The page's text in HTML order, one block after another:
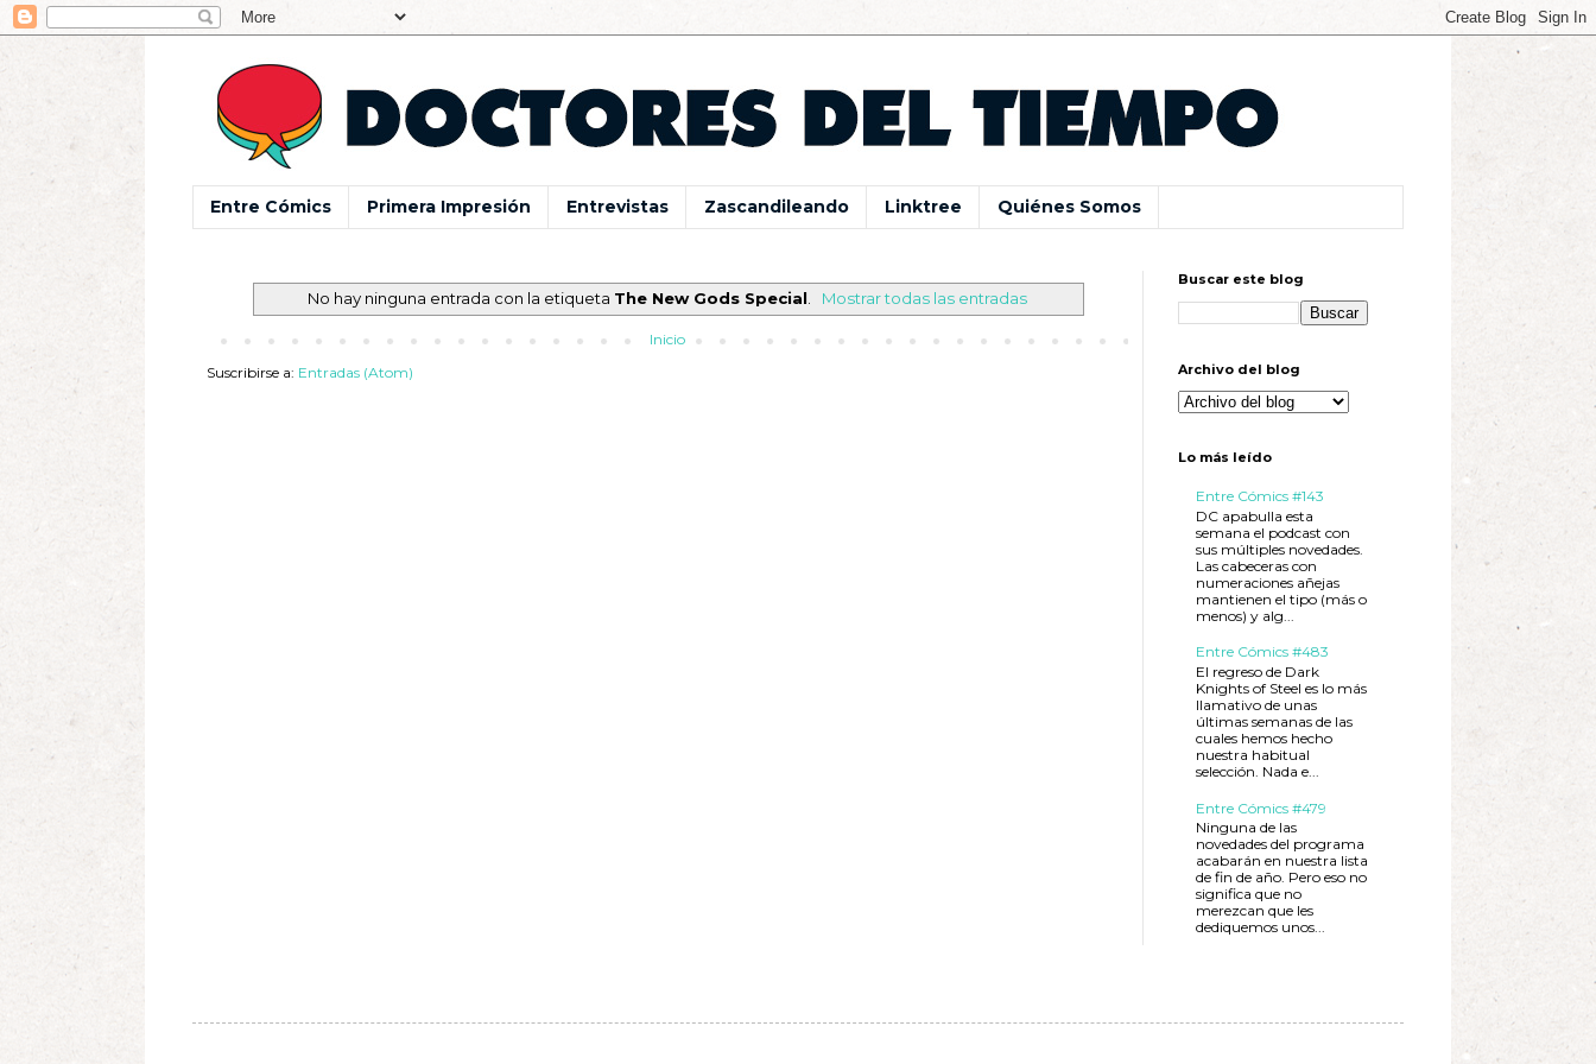
Entre Cómics Primera Impresión Entrevistas Zascandileando Linktree Quiénes Somos
No hay ninguna entrada con la etiqueta The New Gods Special Mostrar todas las entradas
Inicio
Suscribirse a: Entradas (Atom)
Buscar este blog
Archivo del blog
Lo más leído
Entre Cómics #143
DC apabulla esta
semana el podcast con
sus múltiples novedades.
Las cabeceras con
numeraciones añejas
mantienen el tipo (más o
menos) y alg...
Entre Cómics #483
El regreso de Dark
Knights of Steel es lo más
llamativo de unas
últimas semanas de las
cuales hemos hecho
nuestra habitual
selección. Nada e...
Entre Cómics #479
Ninguna de las
novedades del programa
acabarán en nuestra lista
de fin de año. Pero eso no
significa que no
merezcan que les
dediquemos unos...